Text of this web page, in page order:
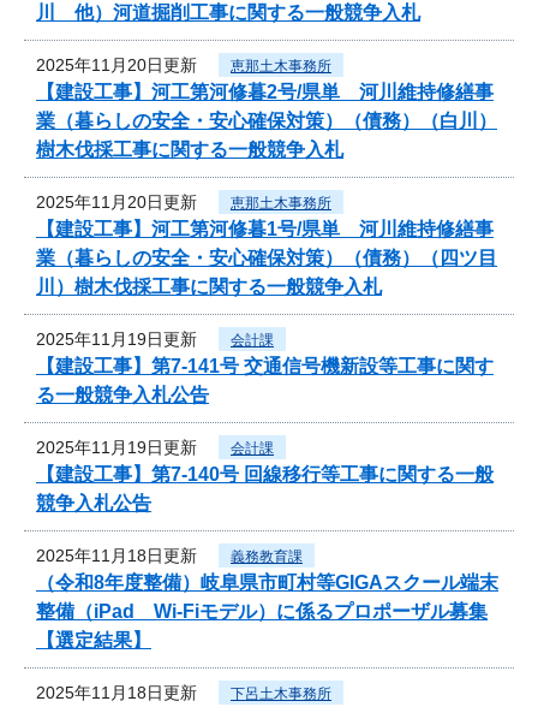
川 他）河道掘削工事に関する一般競争入札
2025年11月20日更新 恵那土木事務所
【建設工事】河工第河修暮2号/県単 河川維持修繕事
業（暮らしの安全・安心確保対策）（債務）（白川）
樹木伐採工事に関する一般競争入札
2025年11月20日更新 恵那土木事務所
【建設工事】河工第河修暮1号/県単 河川維持修繕事
業（暮らしの安全・安心確保対策）（債務）（四ツ目
川）樹木伐採工事に関する一般競争入札
2025年11月19日更新 会計課
【建設工事】第7-141号 交通信号機新設等工事に関す
る一般競争入札公告
2025年11月19日更新 会計課
【建設工事】第7-140号 回線移行等工事に関する一般
競争入札公告
2025年11月18日更新 義務教育課
（令和8年度整備）岐阜県市町村等GIGAスクール端末
整備（iPad Wi-Fiモデル）に係るプロポーザル募集
【選定結果】
2025年11月18日更新 下呂土木事務所